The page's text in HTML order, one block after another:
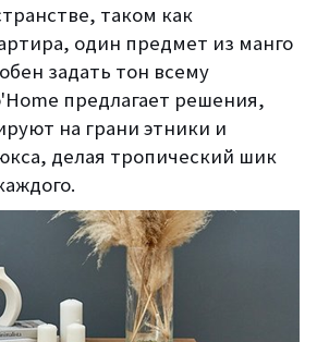
таком как
один предмет из манго
задать тон всему
предлагает решения,
на грани этники и
делая тропический шик